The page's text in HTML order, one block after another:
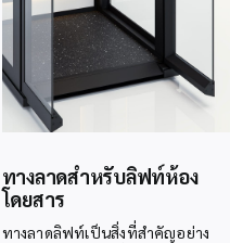
ทางลาดสำหรับลิฟท์ห้อง
โดยสาร
ทางลาดลิฟท์เป็นสิ่งที่สำคัญอย่าง